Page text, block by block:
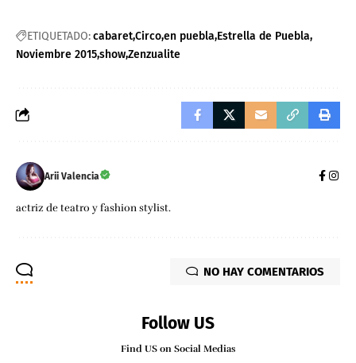
ETIQUETADO:cabaretCircoen puebla Estrella de Puebla
Noviembre 2015showZenzualite
Arii Valencia
actriz de teatro y fashion stylist.
NO HAY COMENTARIOS
Follow US
Find US on Social Medias